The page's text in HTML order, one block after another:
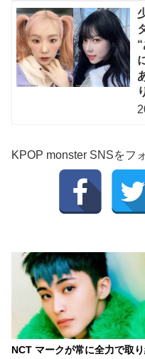
KPOP monster SNSをフ
NCT マークが常に全力で取り